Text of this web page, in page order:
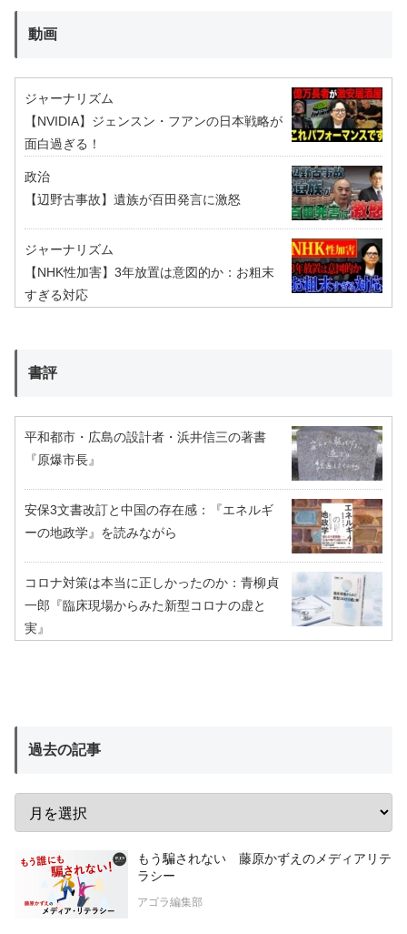
動画
ジャーナリズム
【NVIDIA】ジェンスン・フアンの日本戦略が
面白過ぎる！
政治
【辺野古事故】遺族が百田発言に激怒
ジャーナリズム
【NHK性加害】3年放置は意図的か：お粗末
すぎる対応
書評
平和都市・広島の設計者・浜井信三の著書
『原爆市長』
安保3文書改訂と中国の存在感：『エネルギ
ーの地政学』を読みながら
コロナ対策は本当に正しかったのか：青柳貞
一郎『臨床現場からみた新型コロナの虚と
実』
過去の記事
もう騙されない 藤原かずえのメディアリテ
ラシー
アゴラ編集部